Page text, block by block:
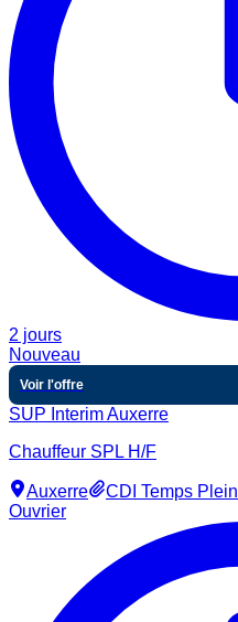
2 jours
Nouveau
Voir l'offre
SUP Interim Auxerre
Chauffeur SPL H/F
Auxerre CDI Temps Plein
Ouvrier